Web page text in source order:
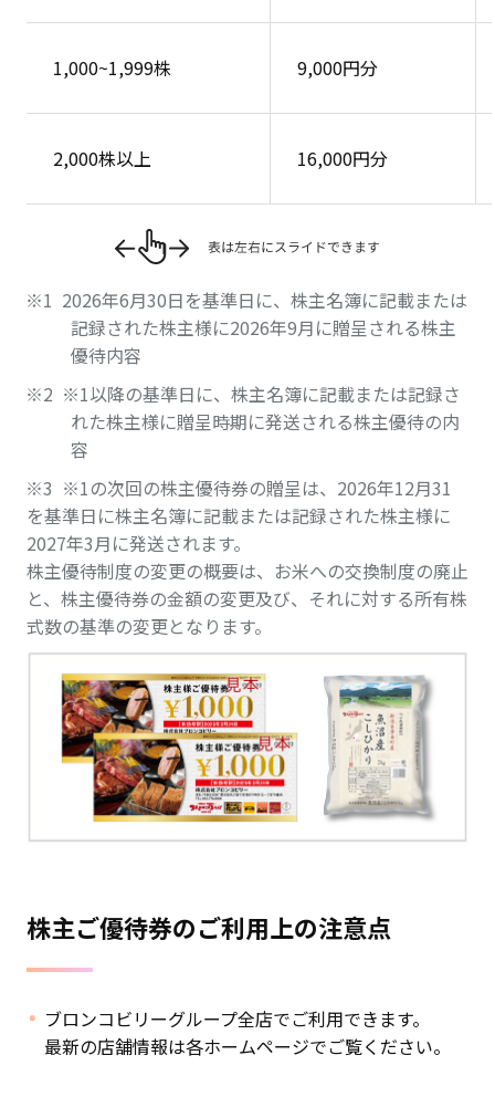
1,000~1,999株 9,000円分
2,000株以上 16,000円分
2026年6月30日を基準日に、株主名簿に記載または
記録された株主様に2026年9月に贈呈される株主
優待内容
※1以降の基準日に、株主名簿に記載または記録さ
れた株主様に贈呈時期に発送される株主優待の内
容
※1の次回の株主優待券の贈呈は、2026年12月31
を基準日に株主名簿に記載または記録された株主様に
2027年3月に発送されます。
株主優待制度の変更の概要は、お米への交換制度の廃止
と、株主優待券の金額の変更及び、それに対する所有株
式数の基準の変更となります。
株主ご優待券のご利用上の注意点
ブロンコビリーグループ全店でご利用できます。
最新の店舗情報は各ホームページでご覧ください。